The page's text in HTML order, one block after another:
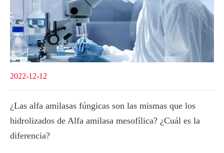
2022-12-12
¿Las alfa amilasas fúngicas son las mismas que los
hidrolizados de Alfa amilasa mesofílica? ¿Cuál es la
diferencia?